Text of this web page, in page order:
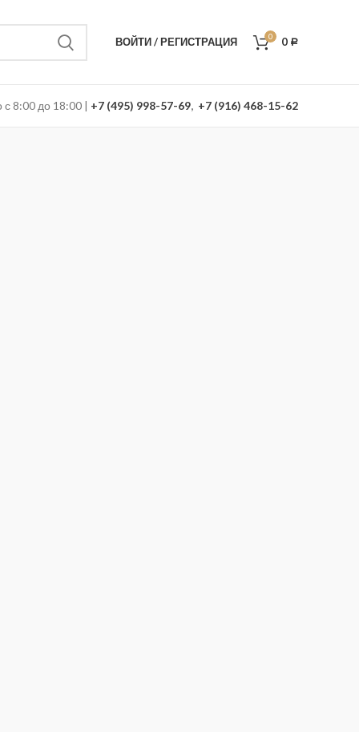
ВОЙТИ / РЕГИСТРАЦИЯ 0 0 Р
8:00 до 18:00 | +7 (495) 998-57-69, +7 (916) 468-15-62